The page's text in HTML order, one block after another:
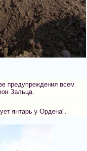
предупреждения всем
Зальца.
янтарь у Ордена".